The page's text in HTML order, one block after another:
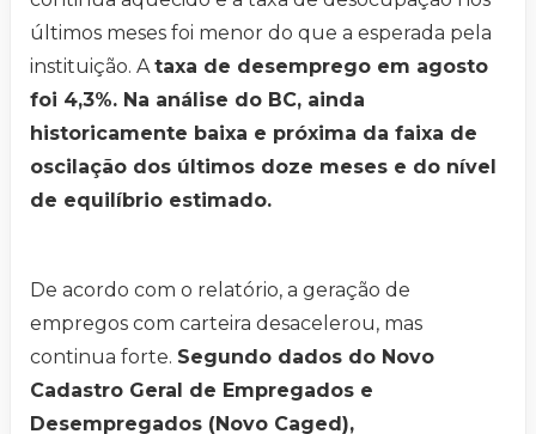
últimos meses foi menor do que a esperada pela
instituição. Ataxa de desemprego em agosto
foi 4,3%. Na análise do BC, ainda
historicamente baixa e próxima da faixa de
oscilação dos últimos doze meses e do nível
de equilíbrio estimado.
De acordo com o relatório, a geração de
empregos com carteira desacelerou, mas
continua forte. Segundo dados do Novo
Cadastro Geral de Empregados e
Desempregados (Novo Caged),